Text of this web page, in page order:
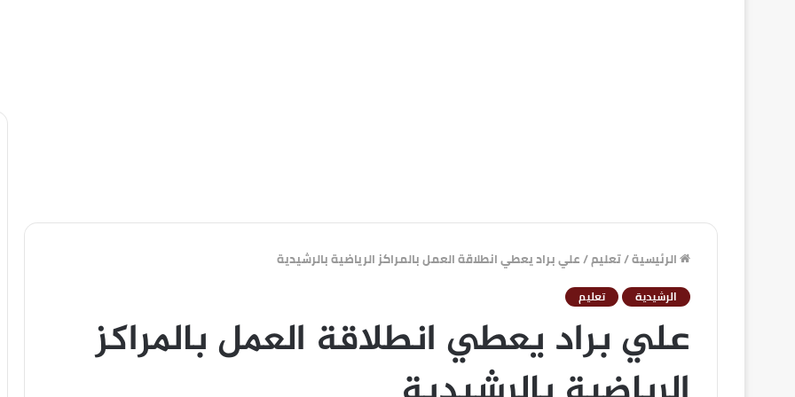
الرئيسية/تعليم/علي براد يعطي انطلاقة العمل بالمراكز الرياضية بالرشيدية
الرشيدية تعليم
علي براد يعطي انطلاقة العمل بالمراكز